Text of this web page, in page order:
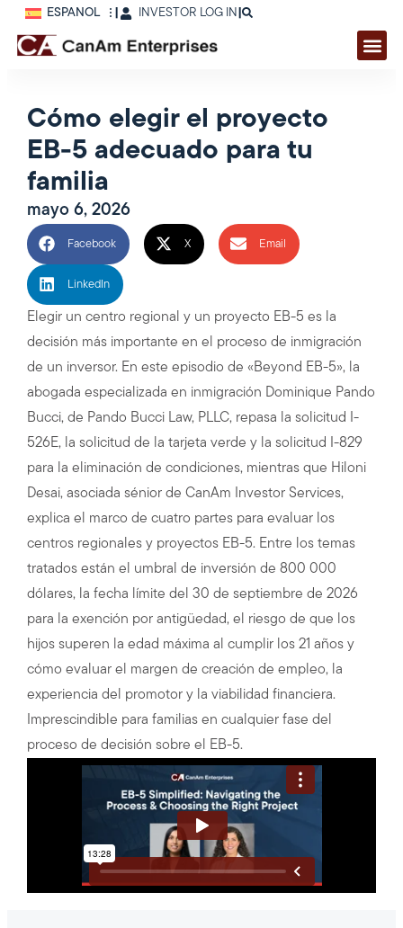
ESPAÑOL INVESTOR LOG IN |
Cómo elegir el proyecto
EB-5 adecuado para tu
familia
mayo 6, 2026
Facebook X Email
LinkedIn
Elegir un centro regional y un proyecto EB-5 es la
decisión más importante en el proceso de inmigración
de un inversor. En este episodio de «Beyond EB-5», la
abogada especializada en inmigración Dominique Pando
Bucci, de Pando Bucci Law, PLLC, repasa la solicitud I-
526E, la solicitud de la tarjeta verde y la solicitud I-829
para la eliminación de condiciones, mientras que Hiloni
Desai, asociada sénior de CanAm Investor Services,
explica el marco de cuatro partes para evaluar los
centros regionales y proyectos EB-5. Entre los temas
tratados están el umbral de inversión de 800 000
dólares, la fecha límite del 30 de septiembre de 2026
para la exención por antigüedad, el riesgo de que los
hijos superen la edad máxima al cumplir los 21 años y
cómo evaluar el margen de creación de empleo, la
experiencia del promotor y la viabilidad financiera.
Imprescindible para familias en cualquier fase del
proceso de decisión sobre el EB-5.